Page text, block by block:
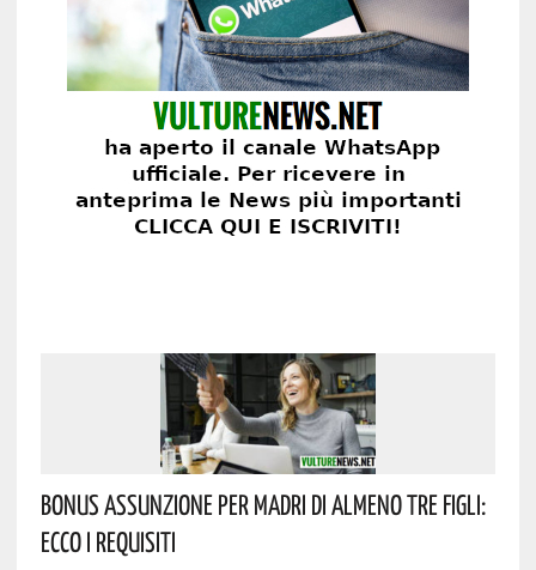
Bonus Assunzione Per Madri Di Almeno Tre Figli:
Ecco I Requisiti